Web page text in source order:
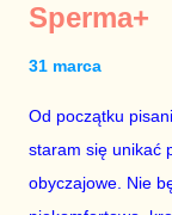
mojej zgody.
Senatu wniosek o
nie chce – ani
siedzibie PiS
Dudy,
Sperma+
31 marca
Od początku
staram się unikać
obyczajowe. Nie